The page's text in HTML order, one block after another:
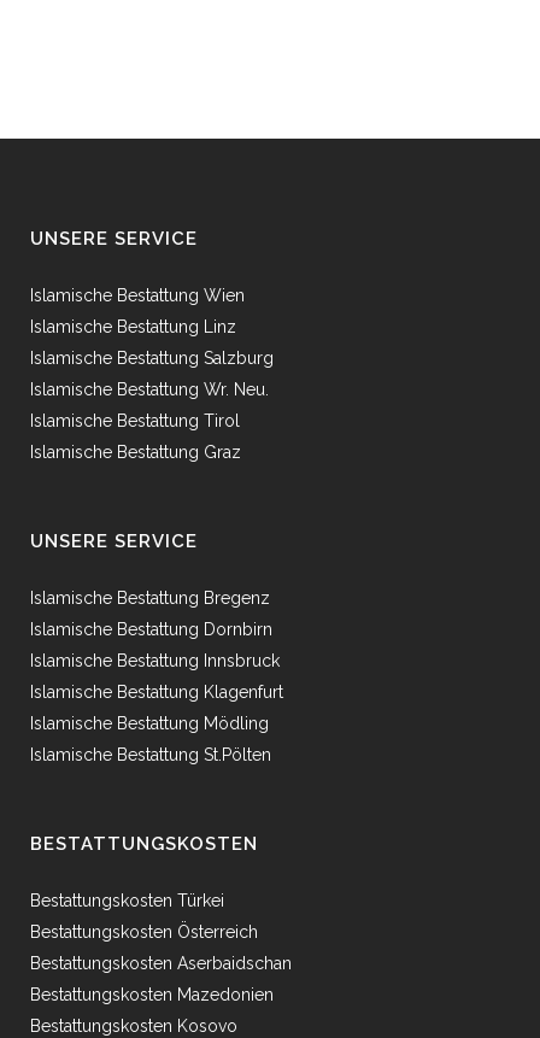
UNSERE SERVICE
Islamische Bestattung Wien
Islamische Bestattung Linz
Islamische Bestattung Salzburg
Islamische Bestattung Wr. Neu.
Islamische Bestattung Tirol
Islamische Bestattung Graz
UNSERE SERVICE
Islamische Bestattung Bregenz
Islamische Bestattung Dornbirn
Islamische Bestattung Innsbruck
Islamische Bestattung Klagenfurt
Islamische Bestattung Mödling
Islamische Bestattung St.Pölten
BESTATTUNGSKOSTEN
Bestattungskosten Türkei
Bestattungskosten Österreich
Bestattungskosten Aserbaidschan
Bestattungskosten Mazedonien
Bestattungskosten Kosovo